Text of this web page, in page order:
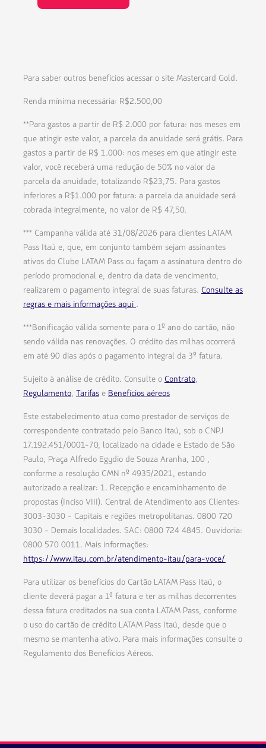
Para saber outros benefícios acessar o site Mastercard Gold.
Renda mínima necessária: R$2.500,00
**Para gastos a partir de R$ 2.000 por fatura: nos meses em
que atingir este valor, a parcela da anuidade será grátis. Para
gastos a partir de R$ 1.000: nos meses em que atingir este
valor, você receberá uma redução de 50% no valor da
parcela da anuidade, totalizando R$23,75. Para gastos
inferiores a R$1.000 por fatura: a parcela da anuidade será
cobrada integralmente, no valor de R$ 47,50.
*** Campanha válida até 31/08/2026 para clientes LATAM
Pass Itaú e, que, em conjunto também sejam assinantes
ativos do Clube LATAM Pass ou façam a assinatura dentro do
período promocional e, dentro da data de vencimento,
realizarem o pagamento integral de suas faturas. Consulte as
regras e mais informações aqui .
***Bonificação válida somente para o 1º ano do cartão, não
sendo válida nas renovações. O crédito das milhas ocorrerá
em até 90 dias após o pagamento integral da 3º fatura.
Sujeito à análise de crédito. Consulte o Contrato,
Regulamento, Tarifase Benefícios aéreos
Este estabelecimento atua como prestador de serviços de
correspondente contratado pelo Banco Itaú, sob o CNPJ
17.192.451/0001-70, localizado na cidade e Estado de São
Paulo, Praça Alfredo Egydio de Souza Aranha, 100 ,
conforme a resolução CMN nº 4935/2021, estando
autorizado a realizar: 1. Recepção e encaminhamento de
propostas (Inciso VIII). Central de Atendimento aos Clientes:
3003-3030 - Capitais e regiões metropolitanas. 0800 720
3030 - Demais localidades. SAC: 0800 724 4845. Ouvidoria:
0800 570 0011. Mais informações:
https://www.itau.com.br/atendimento-itau/para-voce/
Para utilizar os benefícios do Cartão LATAM Pass Itaú, o
cliente deverá pagar a 1ª fatura e ter as milhas decorrentes
dessa fatura creditados na sua conta LATAM Pass, conforme
o uso do cartão de crédito LATAM Pass Itaú, desde que o
mesmo se mantenha ativo. Para mais informações consulte o
Regulamento dos Benefícios Aéreos.